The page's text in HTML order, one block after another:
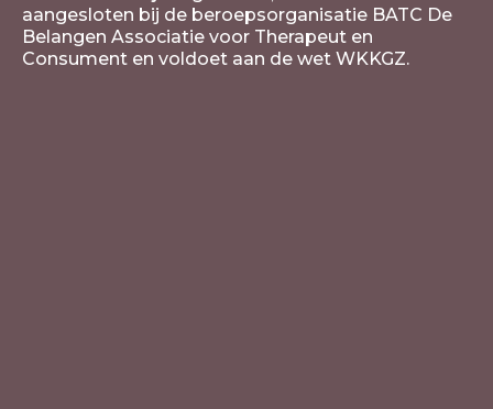
aangesloten bij de beroepsorganisatie BATC De
Belangen Associatie voor Therapeut en
Consument en voldoet aan de wet WKKGZ.